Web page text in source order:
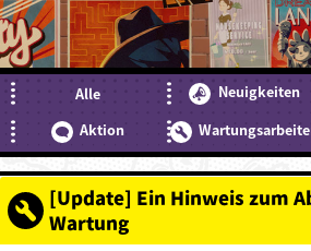
Alle Neuigkeiten
Aktion
[Update] Ein Hinweis zum
Wartung